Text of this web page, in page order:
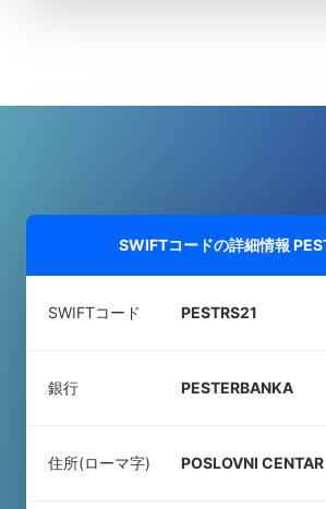
SWIFTコードの詳細情報
SWIFTコード PESTRS21
銀行 PESTERBANKA
住所(ローマ字) POSLOVNI